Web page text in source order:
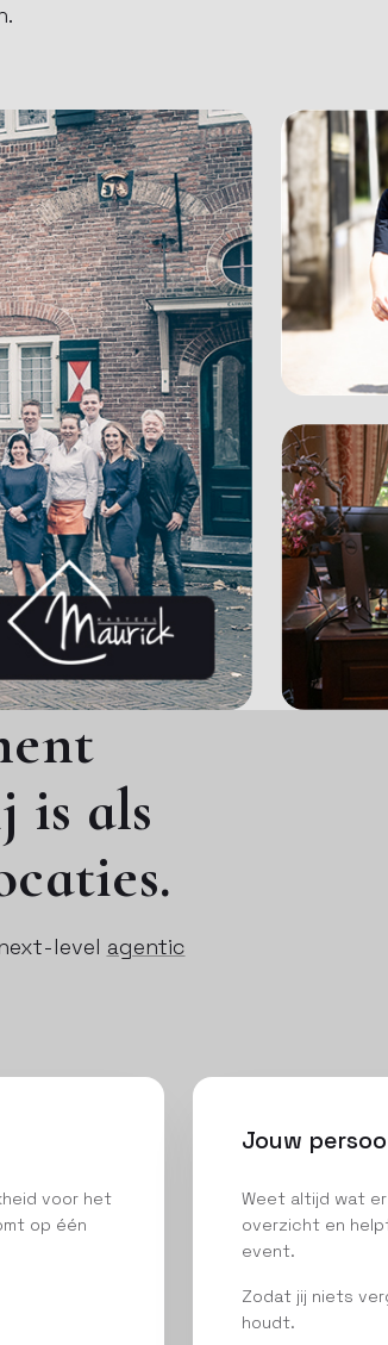
is als
level agentic
voor het
op één
Jouw
Weet altijd wat
overzicht en
event.
Zodat jij niets
houdt.